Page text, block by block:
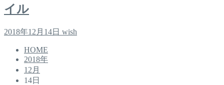
イル
2018年12月14日 wish
HOME
2018年
12月
14日